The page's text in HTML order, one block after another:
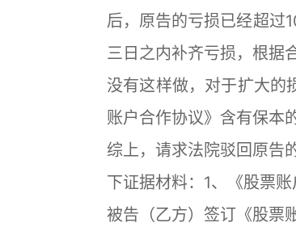
后，原告的亏损已经超过
三日之内补齐亏损，根据
没有这样做，对于扩大的
账户合作协议》含有保本
综上，请求法院驳回原告
下证据材料：1、《股票
被告（乙方）签订《股票